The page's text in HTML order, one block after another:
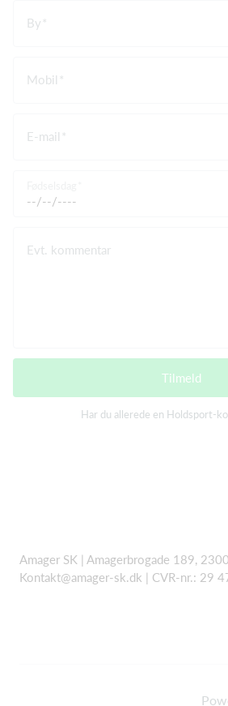
By
Mobil
E-mail
Evt. kommentar
Tilmeld
Har du allerede en Holdsport-
Amager SK | Amagerbrogade 189,
Kontakt@amager-sk.dk | CVR-nr.: 29